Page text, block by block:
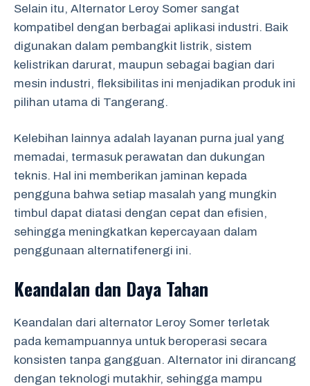
Selain itu, Alternator Leroy Somer sangat
kompatibel dengan berbagai aplikasi industri. Baik
digunakan dalam pembangkit listrik, sistem
kelistrikan darurat, maupun sebagai bagian dari
mesin industri, fleksibilitas ini menjadikan produk ini
pilihan utama di Tangerang.
Kelebihan lainnya adalah layanan purna jual yang
memadai, termasuk perawatan dan dukungan
teknis. Hal ini memberikan jaminan kepada
pengguna bahwa setiap masalah yang mungkin
timbul dapat diatasi dengan cepat dan efisien,
sehingga meningkatkan kepercayaan dalam
penggunaan alternatifenergi ini.
Keandalan dan Daya Tahan
Keandalan dari alternator Leroy Somer terletak
pada kemampuannya untuk beroperasi secara
konsisten tanpa gangguan. Alternator ini dirancang
dengan teknologi mutakhir, sehingga mampu